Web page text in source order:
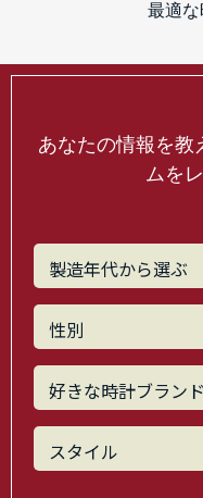
最適
あなたの情報を教
ムを